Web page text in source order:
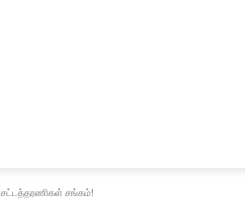
சட்டத்தரணிகள் சங்கம்!